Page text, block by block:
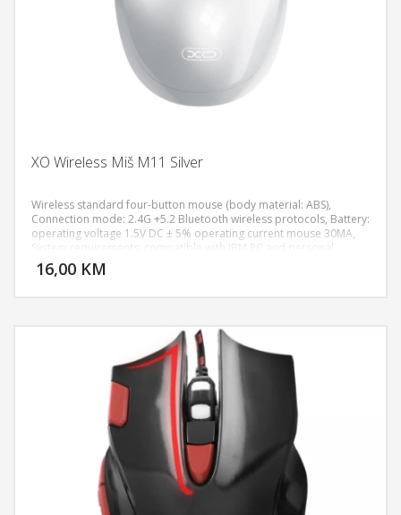
XO Wireless Miš M11 Silver
Wireless standard four-button mouse (body material: ABS),
Connection mode: 2.4G +5.2 Bluetooth wireless protocols, Battery:
operating voltage 1.5V DC ± 5% operating current mouse 30MA,
System requirements: compatible with IBM PC and personal
computer, MCU chip: EZW, DPI: 1200-1600-2000, Mouse button life
: 300W times Encoder : sealed
16,00 KM
DODAJ U KORPU